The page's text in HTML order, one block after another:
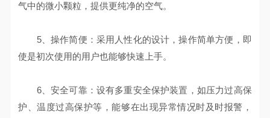
气中的微小颗粒，提供更纯净的空气。
5、操作简便：采用人性化的设计，操作简单方便，即
使是初次使用的用户也能够快速上手。
6、安全可靠：设有多重安全保护装置，如压力过高保
护、温度过高保护等，能够在出现异常情况时及时报警，